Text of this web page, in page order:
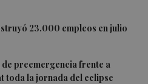
23.000 empleos en julio
preemergencia frente a
toda la jornada del eclipse